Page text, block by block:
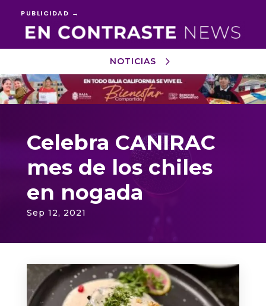
PUBLICIDAD →
NOTICIAS
Reproductor
de
vídeo
Celebra CANIRAC
mes de los chiles
en nogada
Sep 12, 2021